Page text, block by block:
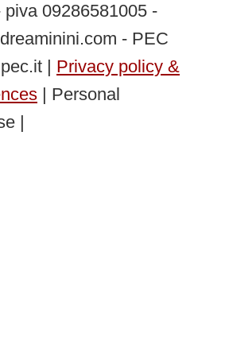
09286581005 -
- PEC
| Privacy policy &
| Personal
|